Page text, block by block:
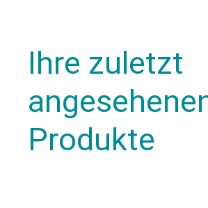
Ihre zuletzt
Produkte